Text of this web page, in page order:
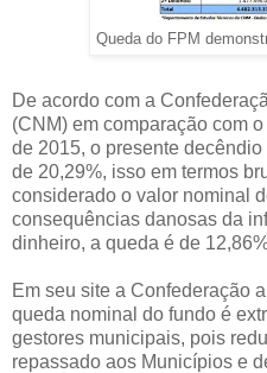
Queda do FPM
De acordo com a
(CNM) em comparação com
de 2015, o presente
de 20,29%, isso em termos
considerado o valor nominal
consequências danosas da
dinheiro, a queda é de
Em seu site a Confederação
queda nominal do fundo é
gestores municipais, pois
repassado aos Municípios e